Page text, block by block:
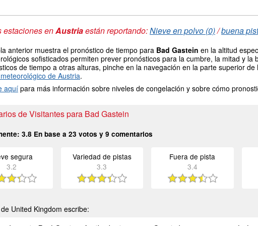
estaciones enAustriaestán reportando:Nieve en polvo (0)/buena
anterior muestra el pronóstico de tiempo para Bad Gastein en la altitud
sofisticados permiten prever pronósticos para la cumbre, la mitad y la
de tiempo a otras alturas, pinche en la navegación en la parte superior
de Austria.
aquí para más información sobre niveles de congelación y sobre cómo
de Visitantes para Bad Gastein
3.8 En base a 23 votos y 9 comentarios
segura
3.2
Variedad de pistas
3.3
Fuera de pista
3.4
United Kingdom escribe: